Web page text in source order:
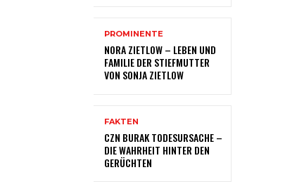
PROMINENTE
NORA ZIETLOW – LEBEN UND
FAMILIE DER STIEFMUTTER
VON SONJA ZIETLOW
FAKTEN
CZN BURAK TODESURSACHE –
DIE WAHRHEIT HINTER DEN
GERÜCHTEN